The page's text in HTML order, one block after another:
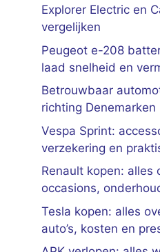
Explorer Electric en
vergelijken
Peugeot e-208
laad snelheid en
Betrouwbaar
richting Denemarken
Vespa Sprint:
verzekering en
Renault kopen: alles
occasions,
Tesla kopen: alles
auto’s, kosten en